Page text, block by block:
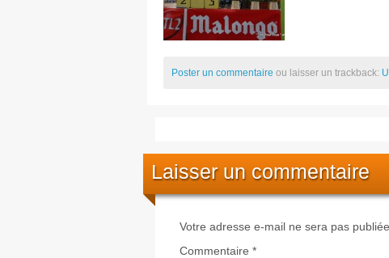
Poster un commentaire ou laisser un trackback:
Laisser un commentaire
Votre adresse e-mail ne sera pas publiée.
Commentaire *